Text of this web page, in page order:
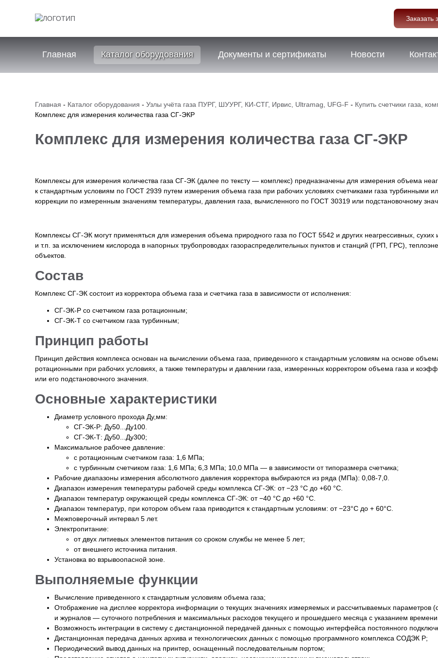
Заказать
Главная Каталог оборудования Документы и сертификаты Новости
Главная - Каталог оборудования - Узлы учёта газа ПУРГ, ШУУРГ, КИ-СТГ, Ирвис, Ultramag, UFG-F - Купить счетчики газа,
Комплекс для измерения количества газа СГ-ЭКР
Комплекс для измерения количества газа СГ-ЭКР
Комплексы для измерения количества газа СГ-ЭК (далее по тексту — комплекс) предназначены для измерения объема
к стандартным условиям по ГОСТ 2939 путем измерения объема газа при рабочих условиях счетчиками газа турбинными
коррекции по измеренным значениям температуры, давления газа, вычисленного по ГОСТ 30319 или подстановочному
Комплексы СГ-ЭК могут применяться для измерения объема природного газа по ГОСТ 5542 и других неагрессивных, сухих
и т.п. за исключением кислорода в напорных трубопроводах газораспределительных пунктов и станций (ГРП, ГРС),
объектов.
Состав
Комплекс СГ-ЭК состоит из корректора объема газа и счетчика газа в зависимости от исполнения:
СГ-ЭК-Р со счетчиком газа ротационным;
СГ-ЭК-Т со счетчиком газа турбинным;
Принцип работы
Принцип действия комплекса основан на вычислении объема газа, приведенного к стандартным условиям на основе
ротационными при рабочих условиях, а также температуры и давлении газа, измеренных корректором объема газа и
или его подстановочного значения.
Основные характеристики
Диаметр условного прохода Ду,мм:
СГ-ЭК-Р: Ду50...Ду100.
СГ-ЭК-Т: Ду50...Ду300;
Максимальное рабочее давление:
с ротационным счетчиком газа: 1,6 МПа;
с турбинным счетчиком газа: 1,6 МПа; 6,3 МПа; 10,0 МПа — в зависимости от типоразмера счетчика;
Рабочие диапазоны измерения абсолютного давления корректора выбираются из ряда (МПа): 0,08-7,0.
Диапазон измерения температуры рабочей среды комплекса СГ-ЭК: от −23 °С до +60 °С.
Диапазон температур окружающей среды комплекса СГ-ЭК: от −40 °С до +60 °С.
Диапазон температур, при котором объем газа приводится к стандартным условиям: от −23°С до + 60°С.
Межповерочный интервал 5 лет.
Электропитание:
от двух литиевых элементов питания со сроком службы не менее 5 лет;
от внешнего источника питания.
Установка во взрывоопасной зоне.
Выполняемые функции
Вычисление приведенного к стандартным условиям объема газа;
Отображение на дисплее корректора информации о текущих значениях измеряемых и рассчитываемых параметров
и журналов — суточного потребления и максимальных расходов текущего и прошедшего месяца с указанием
Возможность интеграции в систему с дистанционной передачей данных с помощью интерфейса постоянного
Дистанционная передача данных архива и технологических данных с помощью программного комплекса СОДЭК Р;
Периодический вывод данных на принтер, оснащенный последовательным портом;